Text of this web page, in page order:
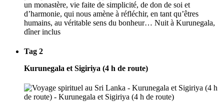
un monastère, vie faite de simplicité, de don de soi et
d’harmonie, qui nous amène à réfléchir, en tant qu’êtres
humains, au véritable sens du bonheur… Nuit à Kurunegala,
dîner inclus
Tag 2
Kurunegala et Sigiriya (4 h de route)